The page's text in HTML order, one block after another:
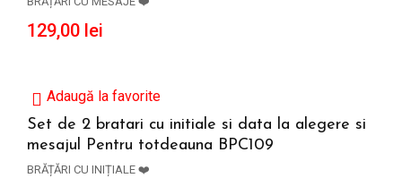
129,00 lei
Adaugă la favorite
Set de 2 bratari cu initiale si data la alegere si
mesajul Pentru totdeauna BPC109
BRĂȚĂRI CU INIȚIALE ❤️